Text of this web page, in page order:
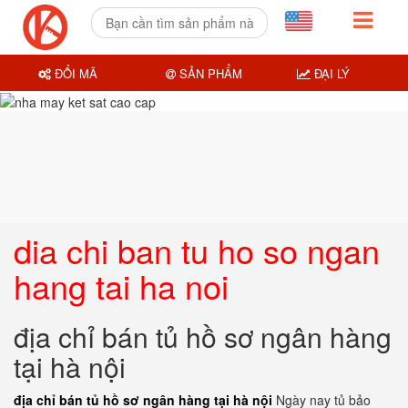
dia chi ban tu ho so ngan
hang tai ha noi
địa chỉ bán tủ hồ sơ ngân hàng
tại hà nội
địa chỉ bán tủ hồ sơ ngân hàng tại hà nội Ngày nay tủ bảo
ĐỔI MÃ SẢN PHẨM ĐẠI LÝ